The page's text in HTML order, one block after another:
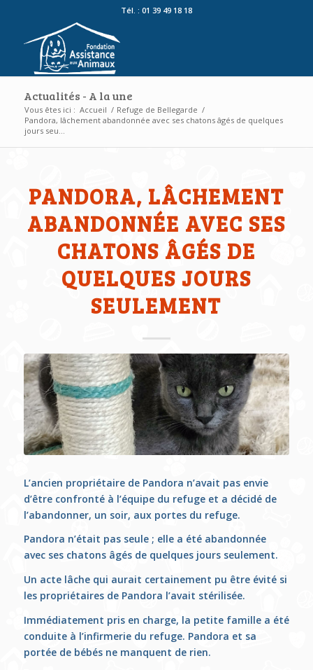
Tél. : 01 39 49 18 18
Actualités - A la une
Vous êtes ici : Accueil / Refuge de Bellegarde /
Pandora, lâchement abandonnée avec ses chatons âgés de quelques
jours seu...
PANDORA, LÂCHEMENT
ABANDONNÉE AVEC SES
CHATONS ÂGÉS DE
QUELQUES JOURS
SEULEMENT
L’ancien propriétaire de Pandora n’avait pas envie
d’être confronté à l’équipe du refuge et a décidé de
l’abandonner, un soir, aux portes du refuge.
Pandora n’était pas seule ; elle a été abandonnée
avec ses chatons âgés de quelques jours seulement.
Un acte lâche qui aurait certainement pu être évité si
les propriétaires de Pandora l’avait stérilisée.
Immédiatement pris en charge, la petite famille a été
conduite à l’infirmerie du refuge. Pandora et sa
portée de bébés ne manquent de rien.